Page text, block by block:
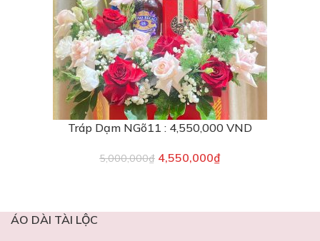
Tráp Dạm NGõ11 : 4,550,000 VND
5,000,000₫ 4,550,000₫
ÁO DÀI TÀI LỘC